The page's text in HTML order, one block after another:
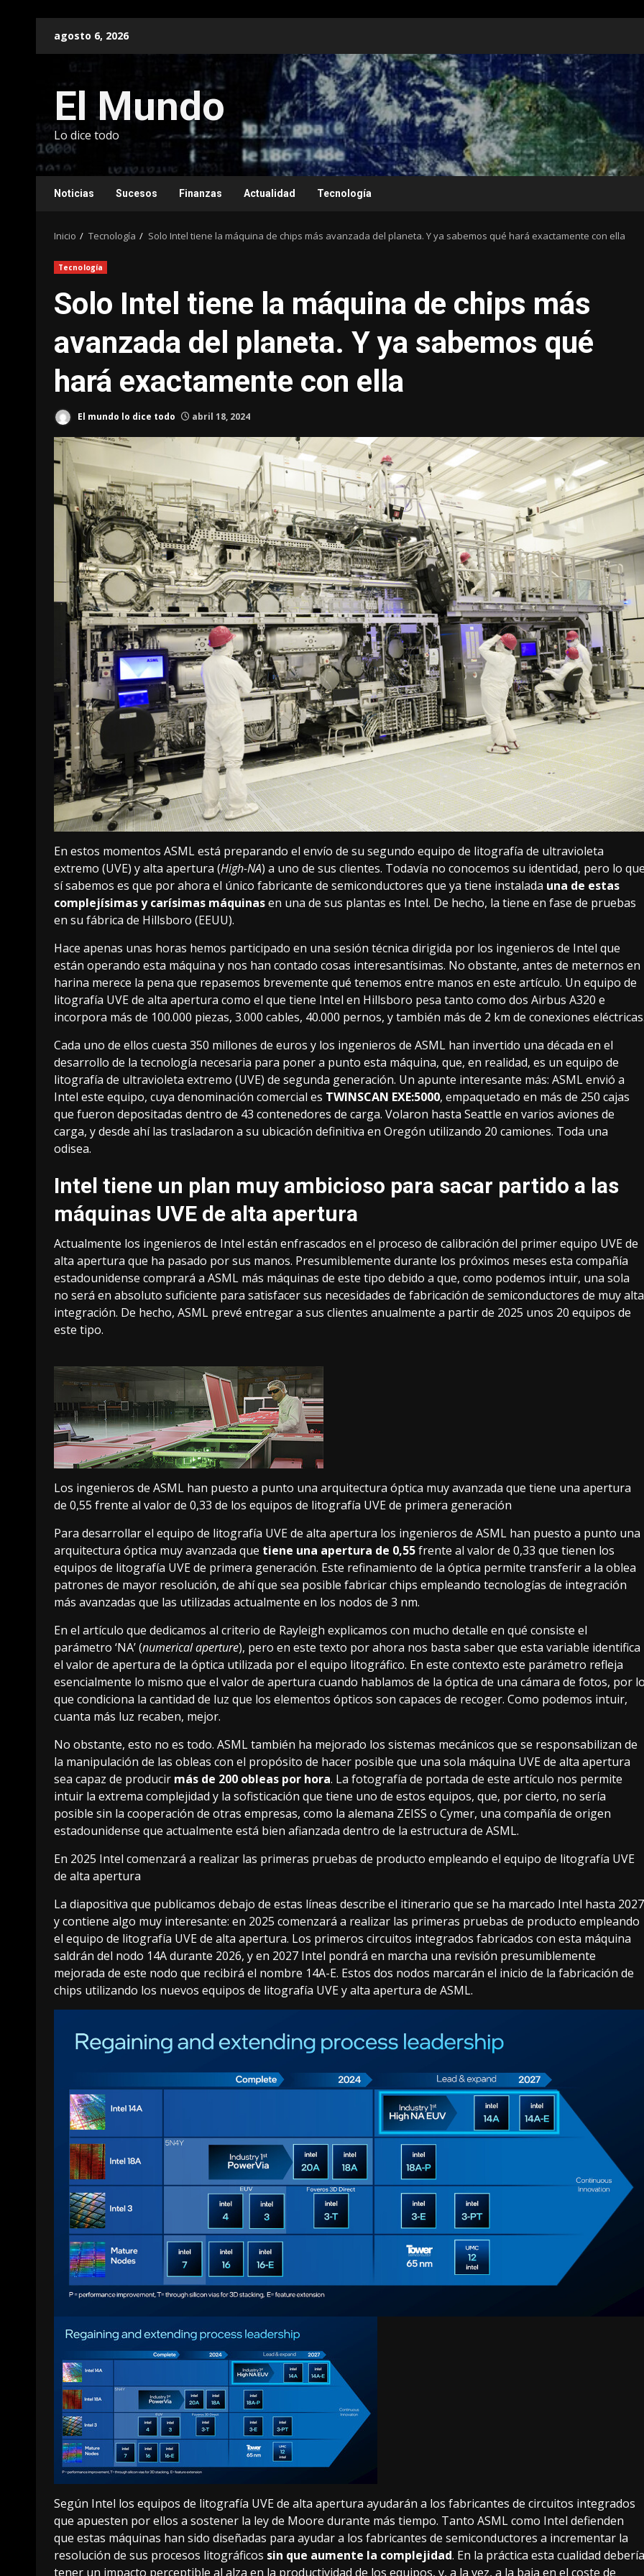
agosto 6, 2026
El Mundo
Lo dice todo
Noticias Sucesos Finanzas Actualidad Tecnología
Inicio Tecnología Solo Intel tiene la máquina de chips más avanzada del planeta. Y ya sabemos qué hará exactamente con ella
Tecnología
Solo Intel tiene la máquina de chips más
avanzada del planeta. Y ya sabemos qué
hará exactamente con ella
El mundo lo dice todo abril 18, 2024
En estos momentos ASML está preparando el envío de su segundo equipo de litografía de ultravioleta
extremo (UVE) yalta apertura (High-NA) a uno de sus clientes. Todavía no conocemos su identidad, pero lo
sí sabemos es que por ahora el único fabricante de semiconductores que ya tiene instalada una de estas
complejísimas y carísimas máquinasen una de sus plantas es Intel. De hecho, la tiene en fase de pruebas
en su fábrica de Hillsboro (EEUU).
Hace apenas unas horas hemos participado en una sesión técnica dirigida por los ingenieros de Intel que
están operando esta máquina y nos han contado cosas interesantísimas. No obstante, antes de meternos en
harina merece la pena que repasemos brevemente qué tenemos entre manos en este artículo. Un equipo de
litografía UVE de alta apertura como el que tiene Intel en Hillsboro pesa tanto como dos Airbus A320 e
incorpora más de 100.000 piezas, 3.000 cables, 40.000 pernos, y también más de 2 km de conexiones
Cada uno de ellos cuesta 350 millones de euros y los ingenieros de ASML han invertido una década en el
desarrollo de la tecnología necesaria para poner a punto esta máquina, que, en realidad, es un equipo de
litografía de ultravioleta extremo (UVE) de segunda generación. Un apunte interesante más: ASML envió a
Intel este equipo, cuya denominación comercial es TWINSCAN EXE:5000, empaquetado en más de 250 cajas
que fueron depositadas dentro de 43 contenedores de carga. Volaron hasta Seattle en varios aviones de
carga, y desde ahí las trasladaron a su ubicación definitiva en Oregón utilizando 20 camiones. Toda una
odisea.
Intel tiene un plan muy ambicioso para sacar partido a las
máquinas UVE de alta apertura
Actualmente los ingenieros de Intel están enfrascados en el proceso de calibración del primer equipo UVE de
alta apertura que ha pasado por sus manos. Presumiblemente durante los próximos meses esta compañía
estadounidense comprará a ASML más máquinas de este tipo debido a que, como podemos intuir, una sola
no será en absoluto suficiente para satisfacer sus necesidades de fabricación de semiconductores de muy alta
integración. De hecho, ASML prevé entregar a sus clientes anualmente a partir de 2025 unos 20 equipos de
este tipo.
Los ingenieros de ASML han puesto a punto una arquitectura óptica muy avanzada que tiene una apertura
de 0,55 frente al valor de 0,33 de los equipos de litografía UVE de primera generación
Para desarrollar el equipo de litografía UVE de alta apertura los ingenieros de ASML han puesto a punto una
arquitectura óptica muy avanzada que tiene una apertura de 0,55frente al valor de 0,33 que tienen los
equipos de litografía UVE de primera generación. Este refinamiento de la óptica permite transferir a la oblea
patrones de mayor resolución, de ahí que sea posible fabricar chips empleando tecnologías de integración
más avanzadas que las utilizadas actualmente en los nodos de 3 nm.
En el artículo que dedicamos al criterio de Rayleigh explicamos con mucho detalle en qué consiste el
parámetro ‘NA’ (numerical aperture), pero en este texto por ahora nos basta saber que esta variable identifica
el valor de apertura de la óptica utilizada por el equipo litográfico. En este contexto este parámetro refleja
esencialmente lo mismo que el valor de apertura cuando hablamos de la óptica de una cámara de fotos, por
que condiciona la cantidad de luz que los elementos ópticos son capaces de recoger. Como podemos intuir,
cuanta más luz recaben, mejor.
No obstante, esto no es todo. ASML también ha mejorado los sistemas mecánicos que se responsabilizan de
la manipulación de las obleas con el propósito de hacer posible que una sola máquina UVE de alta apertura
sea capaz de producir más de 200 obleas por hora. La fotografía de portada de este artículo nos permite
intuir la extrema complejidad y la sofisticación que tiene uno de estos equipos, que, por cierto, no sería
posible sin la cooperación de otras empresas, como la alemana ZEISS o Cymer, una compañía de origen
estadounidense que actualmente está bien afianzada dentro de la estructura de ASML.
En 2025 Intel comenzará a realizar las primeras pruebas de producto empleando el equipo de litografía UVE
de alta apertura
La diapositiva que publicamos debajo de estas líneas describe el itinerario que se ha marcado Intel hasta 2027
y contiene algo muy interesante: en 2025 comenzará a realizar las primeras pruebas de producto empleando
el equipo de litografía UVE de alta apertura. Los primeros circuitos integrados fabricados con esta máquina
saldrán del nodo 14A durante 2026, y en 2027 Intel pondrá en marcha una revisión presumiblemente
mejorada de este nodo que recibirá el nombre 14A-E. Estos dos nodos marcarán el inicio de la fabricación de
chips utilizando los nuevos equipos de litografía UVE y alta apertura de ASML.
Según Intel los equipos de litografía UVE de alta apertura ayudarán a los fabricantes de circuitos integrados
que apuesten por ellos a sostener la ley de Moore durante más tiempo. Tanto ASML como Intel defienden
que estas máquinas han sido diseñadas para ayudar a los fabricantes de semiconductores a incrementar la
resolución de sus procesos litográficos sin que aumente la complejidad. En la práctica esta cualidad debería
tener un impacto perceptible al alza en la productividad de los equipos, y, a la vez, a la baja en el coste de